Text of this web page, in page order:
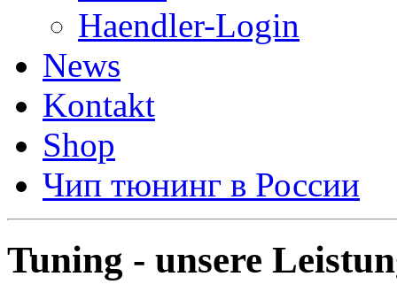
Haendler-Login
News
Kontakt
Shop
Чип тюнинг в России
Tuning - unsere